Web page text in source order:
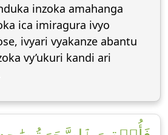
inzoka amahanga
ica imiragura ivyo
ivyari vyakanze abantu
vy’ukuri kandi ari